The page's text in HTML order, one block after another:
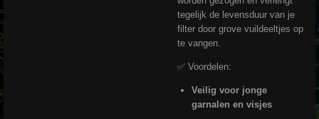
tegelijk de levensduur van je
filter door grove vuildeeltjes op
te vangen.
✅ Voordelen:
Veilig voor jonge
garnalen en visjes